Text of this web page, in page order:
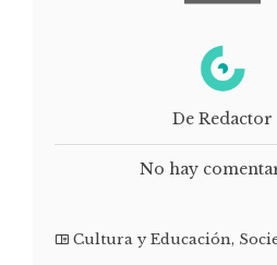
De Redactor
No hay
Cultura y Educación,